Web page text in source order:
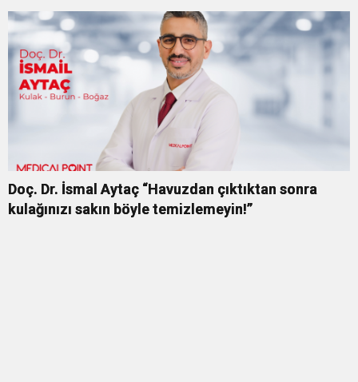
Doç. Dr. İsmal Aytaç “Havuzdan çıktıktan sonra
kulağınızı sakın böyle temizlemeyin!”